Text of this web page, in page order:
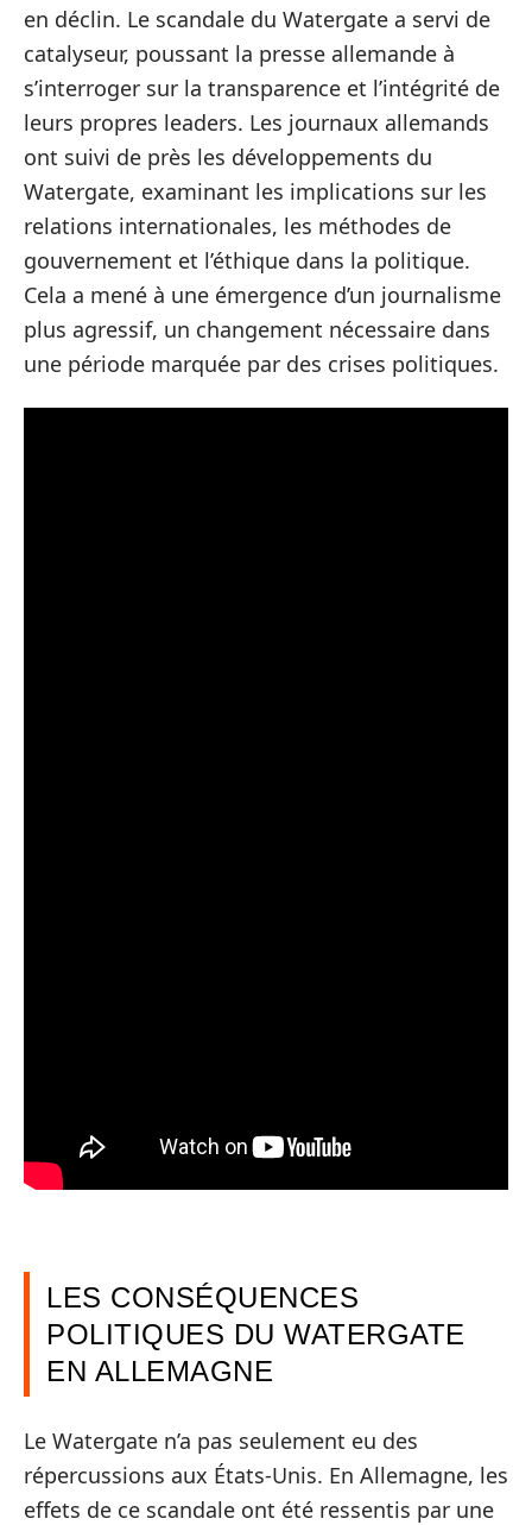
en déclin. Le scandale du Watergate a servi de
catalyseur, poussant la presse allemande à
s’interroger sur la transparence et l’intégrité de
leurs propres leaders. Les journaux allemands
ont suivi de près les développements du
Watergate, examinant les implications sur les
relations internationales, les méthodes de
gouvernement et l’éthique dans la politique.
Cela a mené à une émergence d’un journalisme
plus agressif, un changement nécessaire dans
une période marquée par des crises politiques.
LES CONSÉQUENCES
POLITIQUES DU WATERGATE
EN ALLEMAGNE
Le Watergate n’a pas seulement eu des
répercussions aux États-Unis. En Allemagne, les
effets de ce scandale ont été ressentis par une